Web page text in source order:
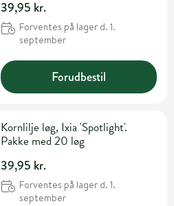
39,95 kr.
Forventes på lager d. 1.
september
Forudbestil
Kornlilje løg, Ixia 'Spotlight'.
Pakke med 20 løg
39,95 kr.
Forventes på lager d. 1.
september